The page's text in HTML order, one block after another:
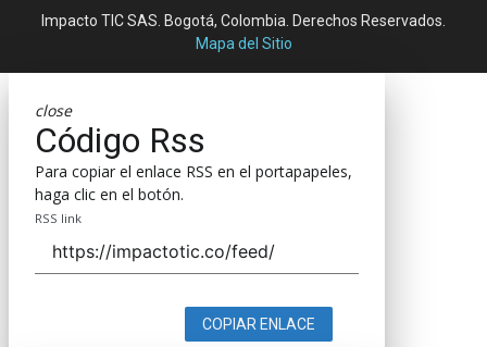
Impacto TIC SAS. Bogotá, Colombia. Derechos Reservados.
Mapa del Sitio
close
Código Rss
Para copiar el enlace RSS en el portapapeles,
haga clic en el botón.
RSS link
COPIAR ENLACE